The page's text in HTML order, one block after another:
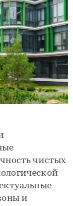
чистых
и